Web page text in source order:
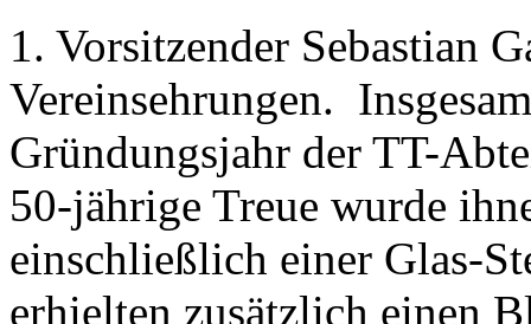
1. Vorsitzender Sebastian
Vereinsehrungen.
Gründungsjahr der TT-
50-jährige Treue wurde
einschließlich einer Glas-
erhielten zusätzlich einen